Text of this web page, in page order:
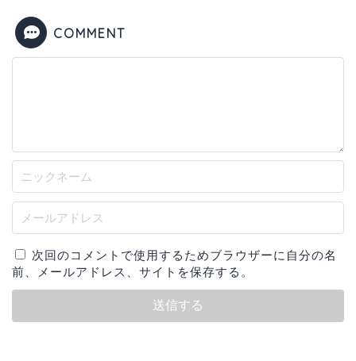
COMMENT
次回のコメントで使用するためブラウザーに自分の名
前、メールアドレス、サイトを保存する。